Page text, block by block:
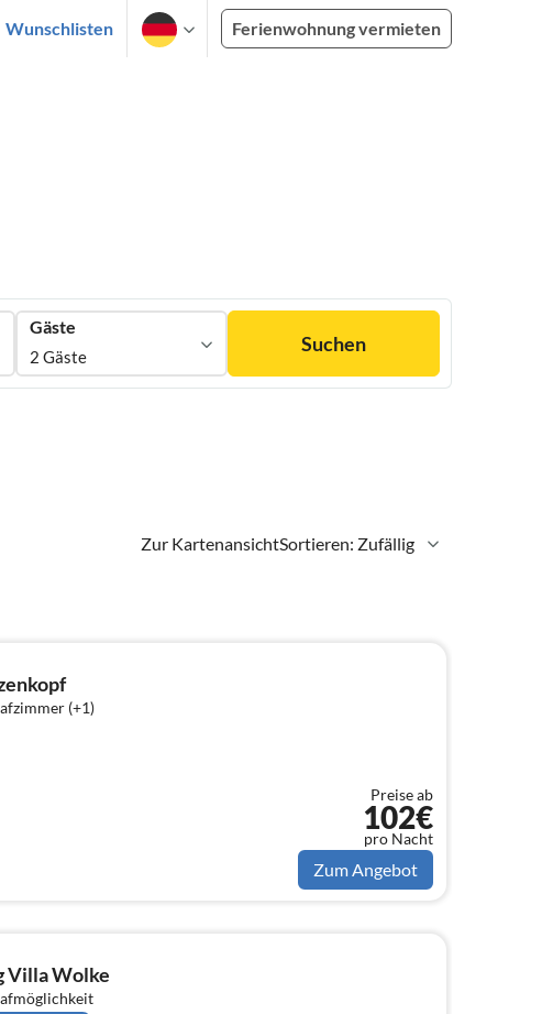
Wunschlisten Ferienwohnung vermieten
Gäste
2 Gäste
Suchen
Zur KartenansichtSortieren: Zufällig
(+1)
Preise ab
102€
pro Nacht
Zum Angebot
Villa Wolke